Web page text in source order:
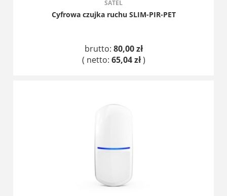
SATEL
Cyfrowa czujka ruchu SLIM-PIR-PET
brutto: 80,00 zł
( netto: 65,04 zł)